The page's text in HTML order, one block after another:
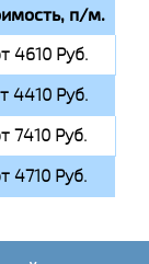
п/м.
4610 Руб.
4410 Руб.
7410 Руб.
4710 Руб.